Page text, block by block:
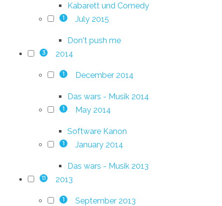
Kabarett und Comedy
1 July 2015
Don't push me
3 2014
1 December 2014
Das wars - Musik 2014
1 May 2014
Software Kanon
1 January 2014
Das wars - Musik 2013
11 2013
1 September 2013